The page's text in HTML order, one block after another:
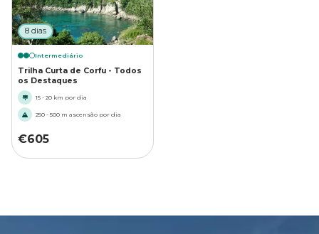
8 dias
Intermediário
Trilha Curta de Corfu - Todos
os Destaques
15 - 20 km por dia
250 - 500 m ascensão por dia
€605